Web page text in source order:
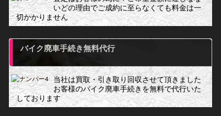
いどの理由でご成約に至らなくても料金は一
切かかりません
バイク廃車手続き無料代行
当社は買取・引き取り回収させて頂きました
お客様のバイク廃車手続きを無料で代行いた
しております